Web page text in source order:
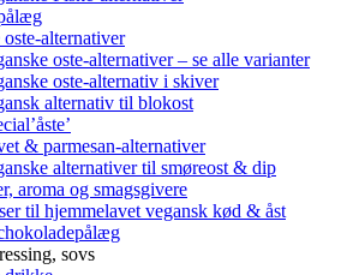
oste-alternativer
oste-alternativer – se alle varianter
oste-alternativ i skiver
alternativ til blokost
& parmesan-alternativer
alternativer til smøreost & dip
aroma og smagsgivere
til hjemmelavet vegansk kød & åst
sovs